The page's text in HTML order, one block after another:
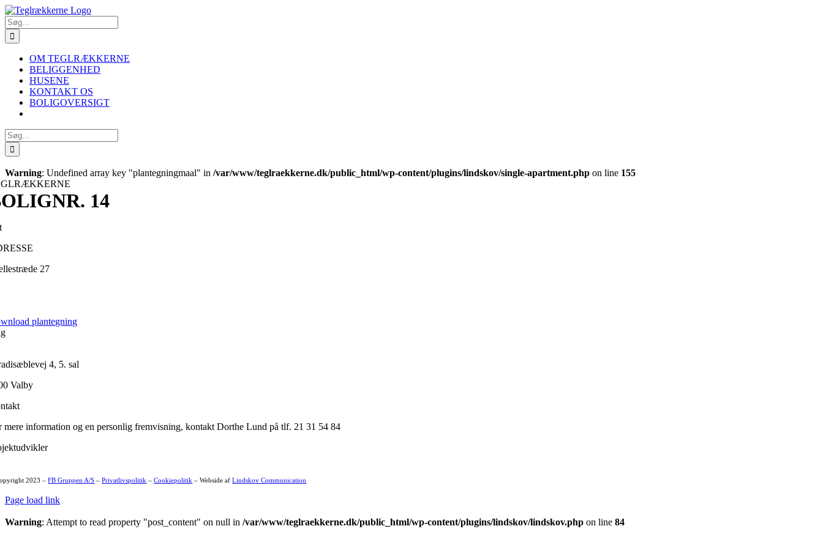
Skip
to
content
Søg
efter:
OM TEGLRÆKKERNE
BELIGGENHED
HUSENE
KONTAKT OS
BOLIGOVERSIGT
Søg
efter:
Warning: Undefined array key "plantegningmaal" in /var/www/teglraekkerne.dk/public_html/wp-content/plugins/lindskov/single-apartment.php on line 155
14
27
plantegning
4, 5. sal
Valby
mere information og en personlig fremvisning, kontakt Dorthe Lund på tlf. 21 31 54 84
2023 –FB Gruppen A/S –Privatlivspolitik –Cookiepolitik – Webside afLindskov Communication
Page load link
Warning: Attempt to read property "post_content" on null in /var/www/teglraekkerne.dk/public_html/wp-content/plugins/lindskov/lindskov.php on line 84